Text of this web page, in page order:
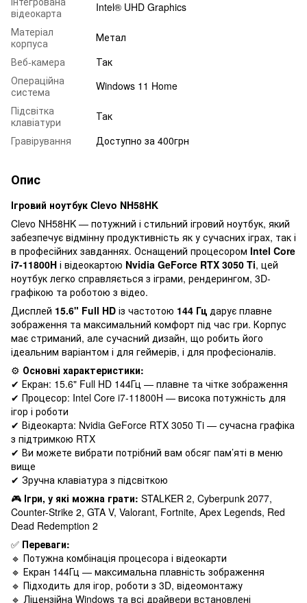
відеокарта
Intel® UHD Graphics
Матеріал
корпуса
Метал
Веб-камера
Так
Операційна
система
Windows 11 Home
Підсвітка
клавіатури
Так
Гравірування
Доступно за 400грн
Опис
Ігровий ноутбук Clevo NH58HK
Clevo NH58HK — потужний і стильний ігровий ноутбук, який
забезпечує відмінну продуктивність як у сучасних іграх, так і
в професійних завданнях. Оснащений процесором Intel Core
i7-11800H і відеокартою Nvidia GeForce RTX 3050 Ti, цей
ноутбук легко справляється з іграми, рендерингом, 3D-
графікою та роботою з відео.
Дисплей 15.6" Full HD із частотою 144 Гц дарує плавне
зображення та максимальний комфорт під час гри. Корпус
має стриманий, але сучасний дизайн, що робить його
ідеальним варіантом і для геймерів, і для професіоналів.
⚙️ Основні характеристики:
✔ Екран: 15.6" Full HD 144Гц — плавне та чітке зображення
✔ Процесор: Intel Core i7-11800H — висока потужність для
ігор і роботи
✔ Відеокарта: Nvidia GeForce RTX 3050 Ti — сучасна графіка
з підтримкою RTX
✔ Ви можете вибрати потрібний вам обсяг пам’яті в меню
вище
✔ Зручна клавіатура з підсвіткою
🎮 Ігри, у які можна грати: STALKER 2, Cyberpunk 2077,
Counter-Strike 2, GTA V, Valorant, Fortnite, Apex Legends, Red
Dead Redemption 2
✅ Переваги:
🔹 Потужна комбінація процесора і відеокарти
🔹 Екран 144Гц — максимальна плавність зображення
🔹 Підходить для ігор, роботи з 3D, відеомонтажу
🔹 Ліцензійна Windows та всі драйвери встановлені